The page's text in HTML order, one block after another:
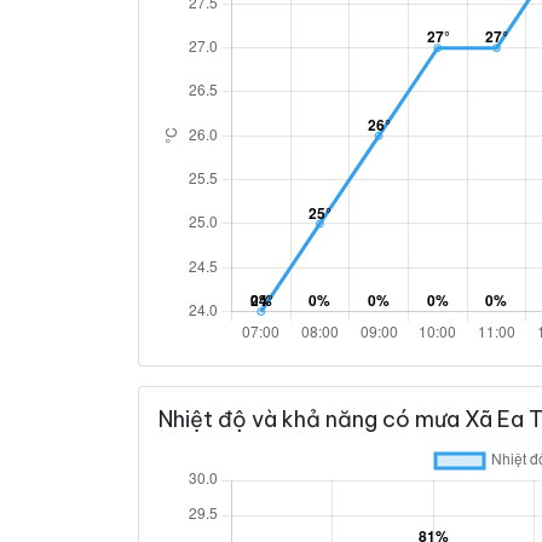
Nhiệt độ và khả năng có mưa Xã Ea